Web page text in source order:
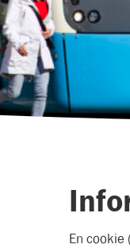
En cookie